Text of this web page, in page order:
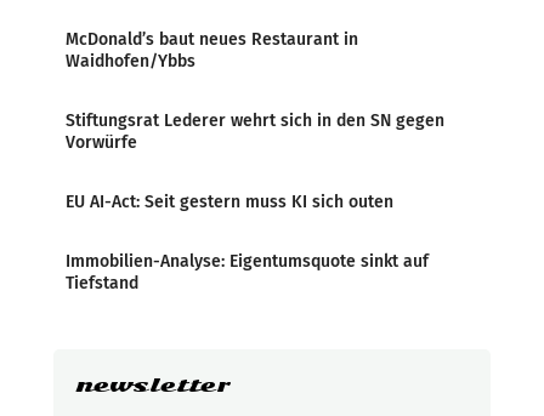
McDonald’s baut neues Restaurant in
Waidhofen/Ybbs
Stiftungsrat Lederer wehrt sich in den SN gegen
Vorwürfe
EU AI-Act: Seit gestern muss KI sich outen
Immobilien-Analyse: Eigentumsquote sinkt auf
Tiefstand
newsletter